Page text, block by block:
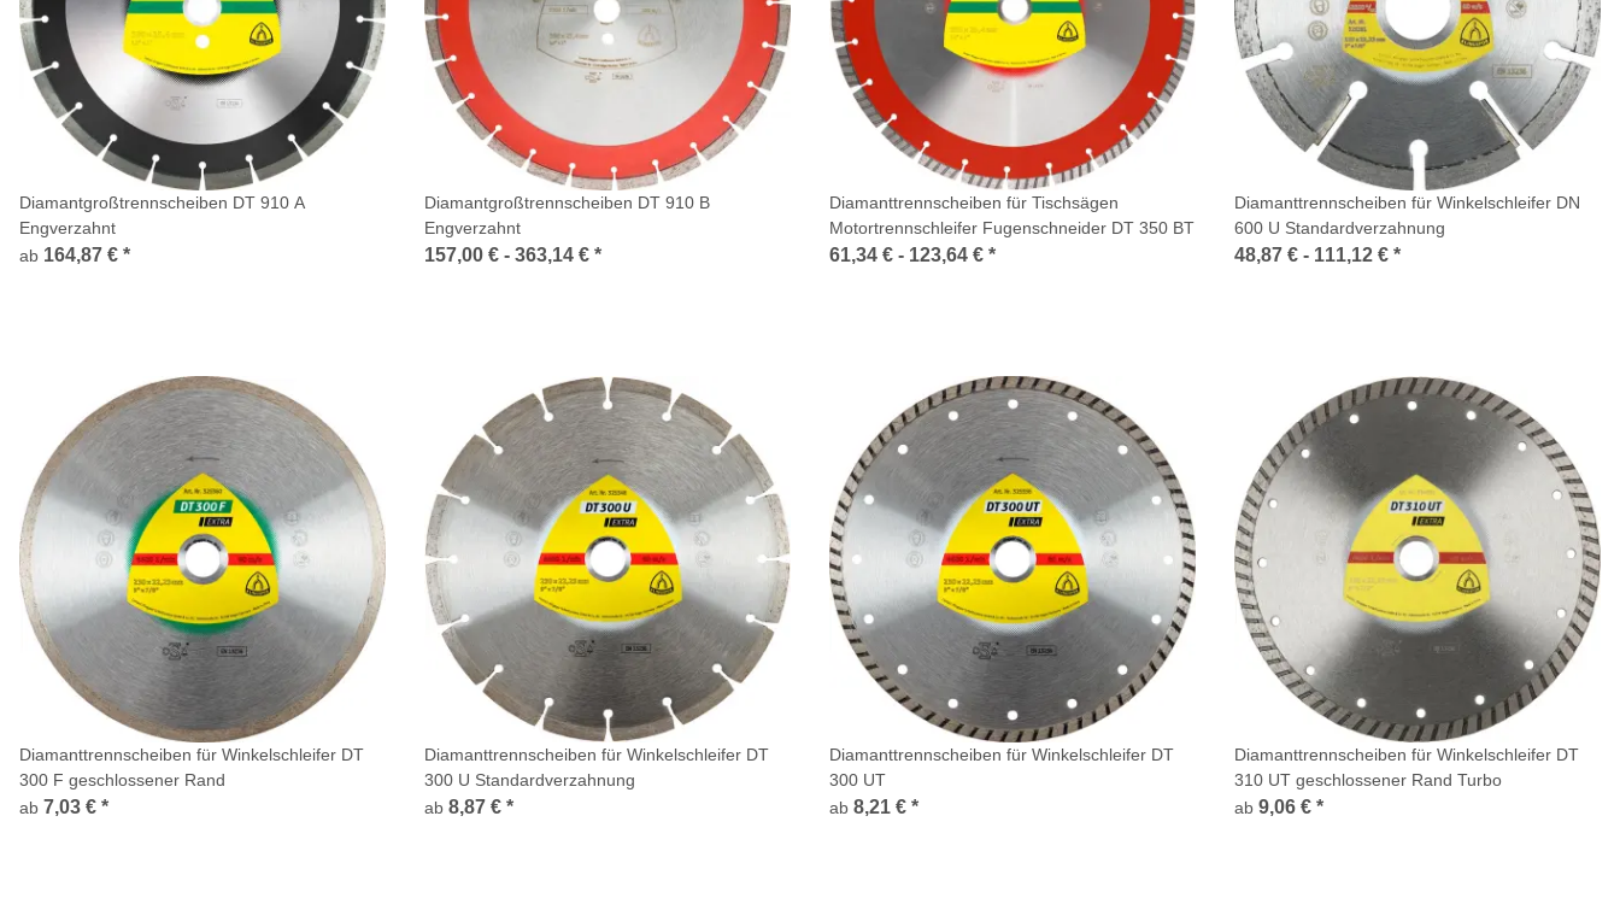
Diamantgroßtrennscheiben DT 910 A
Engverzahnt
ab 164,87 € *
Diamantgroßtrennscheiben DT 910 B
Engverzahnt
157,00 € - 363,14 € *
Diamanttrennscheiben für Tischsägen
Motortrennschleifer Fugenschneider DT 350 BT
61,34 € - 123,64 € *
Diamanttrennscheiben für Winkelschleifer DN
600 U Standardverzahnung
48,87 € - 111,12 € *
Diamanttrennscheiben für Winkelschleifer DT
300 F geschlossener Rand
ab 7,03 € *
Diamanttrennscheiben für Winkelschleifer DT
300 U Standardverzahnung
ab 8,87 € *
Diamanttrennscheiben für Winkelschleifer DT
300 UT
ab 8,21 € *
Diamanttrennscheiben für Winkelschleifer DT
310 UT geschlossener Rand Turbo
ab 9,06 € *